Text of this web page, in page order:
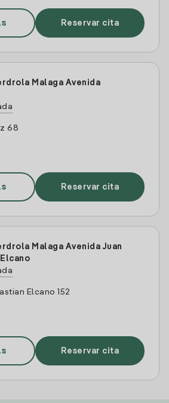
Reservar cita
Malaga Avenida
68
Reservar cita
Malaga Avenida Juan
Elcano 152
Reservar cita